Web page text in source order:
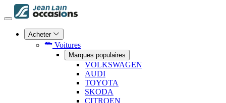
Acheter
Voitures
Marques populaires
VOLKSWAGEN
AUDI
TOYOTA
SKODA
CITROEN